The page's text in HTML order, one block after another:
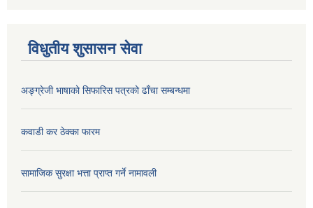
विधुतीय शुसासन सेवा
अङ्ग्रेजी भाषाको सिफारिस पत्रको ढाँचा सम्बन्धमा
कवाडी कर ठेक्का फारम
सामाजिक सुरक्षा भत्ता प्राप्त गर्ने नामावली